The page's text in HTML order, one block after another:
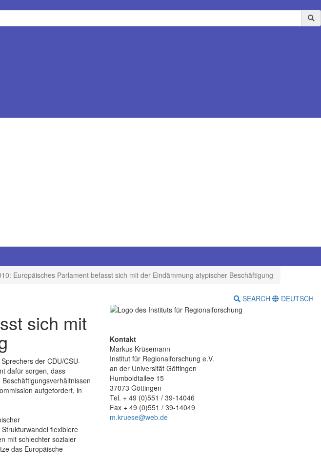
Europäisches Parlament befasst sich mit der Eindämmung atypischer Beschäftigung
SEARCH DEUTSCH
sich mit
der CDU/CSU-
dafür sorgen, dass
aufgefordert, in
flexiblere
mit schlechter sozialer
das Europäische
Kontakt
Markus Krüsemann
Institut für Regionalforschung e.V.
an der Universität Göttingen
Humboldtallee 15
37073 Göttingen
Tel. + 49 (0)551 / 39-14046
Fax + 49 (0)551 / 39-14049
m.kruese@web.de